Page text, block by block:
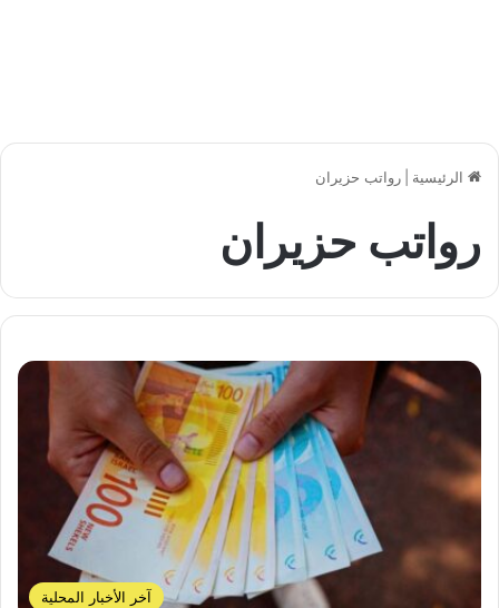
الرئيسية رواتب حزيران
رواتب حزيران
آخر الأخبار المحلية